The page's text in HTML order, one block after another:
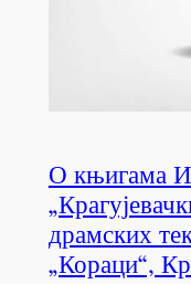
О књигама
драмских
„Кораци“,